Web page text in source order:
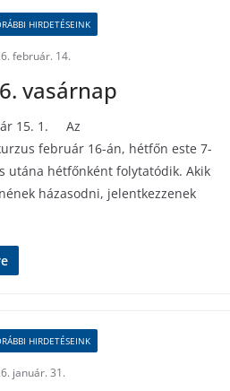
HIRDETÉSEINK
február. 14.
vasárnap
15. 1. Az
február 16-án, hétfőn este 7-
utána hétfőnként folytatódik. Akik
házasodni, jelentkezzenek
HIRDETÉSEINK
január. 31.